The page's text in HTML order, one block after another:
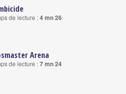
de lecture :4 mn 26
Arena
de lecture :7 mn 24